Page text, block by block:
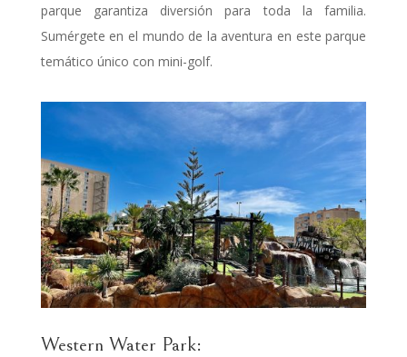
parque garantiza diversión para toda la familia.
Sumérgete en el mundo de la aventura en este parque
temático único con mini-golf.
Western Water Park: